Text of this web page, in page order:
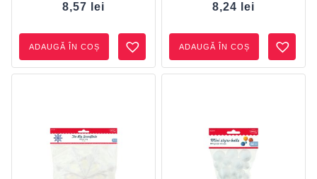
8,57
lei
ADAUGĂ ÎN COȘ
8,24
lei
ADAUGĂ ÎN COȘ